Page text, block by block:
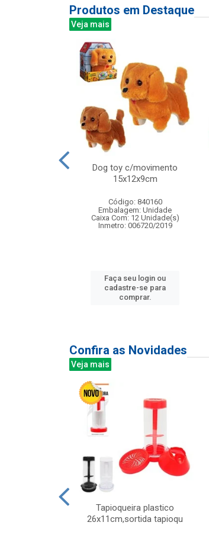
Produtos em Destaque
Veja mais
Dog toy c/movimento
15x12x9cm
Código: 840160
Embalagem: Unidade
Caixa Com: 12 Unidade(s)
Inmetro: 006720/2019
Faça seu login ou
cadastre-se para
comprar.
Confira as Novidades
Veja mais
Tapioqueira plastico
26x11cm,sortida tapioqu